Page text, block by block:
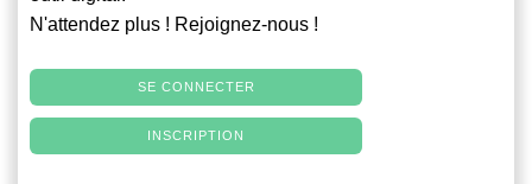
N'attendez plus ! Rejoignez-nous !
SE CONNECTER
INSCRIPTION